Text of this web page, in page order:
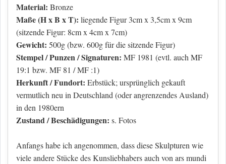
Material: Bronze
Maße (H x B x T): liegende Figur 3cm x 3,5cm x 9cm
(sitzende Figur: 8cm x 4cm x 7cm)
Gewicht: 500g (bzw. 600g für die sitzende Figur)
Stempel / Punzen / Signaturen: MF 1981 (evtl. auch MF
19:1 bzw. MF 81 / MF :1)
Herkunft / Fundort: Erbstück; ursprünglich gekauft
vermutlich neu in Deutschland (oder angrenzendes Ausland)
in den 1980ern
Zustand / Beschädigungen: s. Fotos
Anfangs habe ich angenommen, dass diese Skulpturen wie
viele andere Stücke des Kunsliebhabers auch von ars mundi